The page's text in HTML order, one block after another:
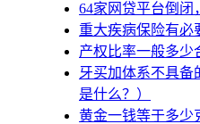
64家网贷平台倒闭
重大疾病保险有必
产权比率一般多少
牙买加体系不具备
是什么？）
黄金一钱等于多少